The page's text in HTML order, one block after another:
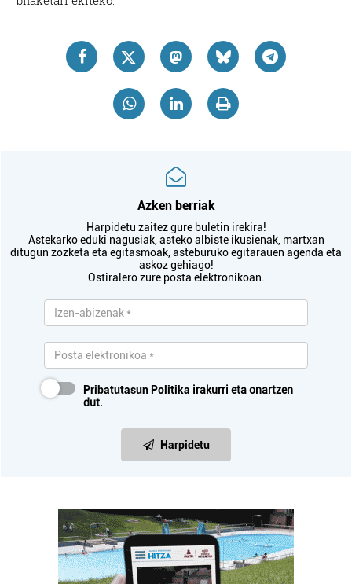
Azken berriak
Harpidetu zaitez gure buletin irekira!
Astekarko eduki nagusiak, asteko albiste ikusienak, martxan
ditugun zozketa eta egitasmoak, asteburuko egitarauen agenda eta
askoz gehiago!
Ostiralero zure posta elektronikoan.
Pribatutasun Politika irakurri eta onartzen
dut.
Harpidetu